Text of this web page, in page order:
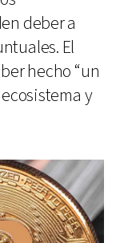
deber a
El
hecho “un
y